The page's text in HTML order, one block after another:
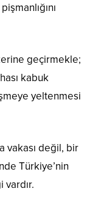
geçirmekle;
kabuk
yeltenmesi
vakası değil, bir
Türkiye’nin